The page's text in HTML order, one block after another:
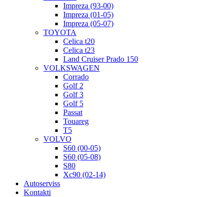
Impreza (93-00)
Impreza (01-05)
Impreza (05-07)
TOYOTA
Celica t20
Celica t23
Land Cruiser Prado 150
VOLKSWAGEN
Corrado
Golf 2
Golf 3
Golf 5
Passat
Touareg
T5
VOLVO
S60 (00-05)
S60 (05-08)
S80
Xc90 (02-14)
Autoserviss
Kontakti